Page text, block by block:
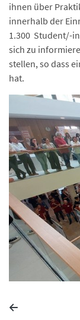
ihnen über
innerhalb der
1.300 Student/-
sich zu
stellen, so dass
hat.